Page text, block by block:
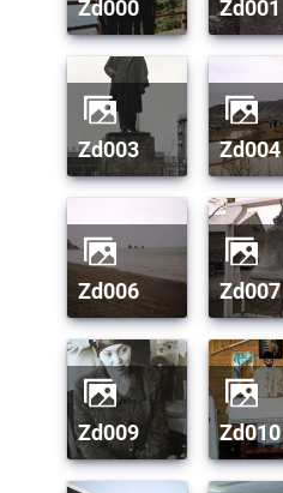
zd000 zd001
zd003 zd004
zd006 zd007
zd009 zd010